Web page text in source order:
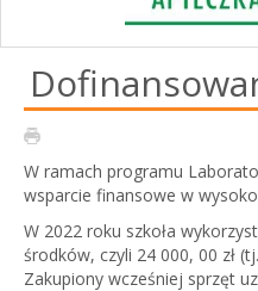
W ramach programu
wsparcie finansowe w
W 2022 roku szkoła
środków, czyli 24 000, 00 zł
Zakupiony wcześniej sprzęt